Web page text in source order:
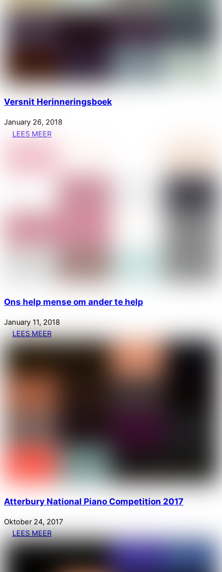
Versnit Herinneringsboek
January 26, 2018
LEES MEER
Ons help mense om ander te help
January 11, 2018
LEES MEER
Atterbury National Piano Competition 2017
Oktober 24, 2017
LEES MEER